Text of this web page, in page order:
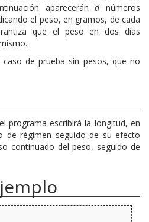
aparecerándnúmeros
el peso, en gramos, de cada
que el peso en dos días
de prueba sin pesos, que no
programa escribirá la longitud, en
de régimen seguido de su efecto
continuado del peso, seguido de